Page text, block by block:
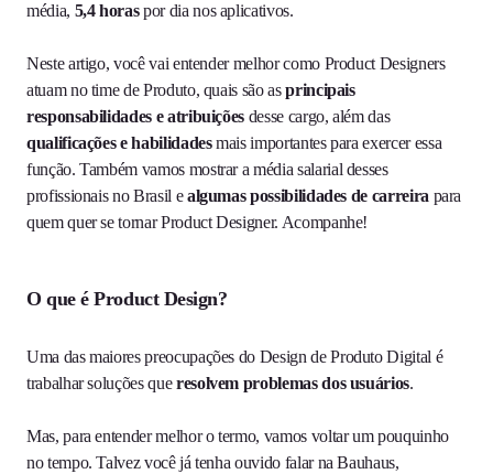
média, 5,4 horaspor dia nos aplicativos.
Neste artigo, você vai entender melhor como Product Designers
atuam no time de Produto, quais são asprincipais
responsabilidades e atribuições desse cargo, além das
qualificações e habilidadesmais importantes para exercer essa
função. Também vamos mostrar a média salarial desses
profissionais no Brasil ealgumas possibilidades de carreira para
quem quer se tornar Product Designer. Acompanhe!
O que é Product Design?
Uma das maiores preocupações do Design de Produto Digital é
trabalhar soluções queresolvem problemas dos usuários.
Mas, para entender melhor o termo, vamos voltar um pouquinho
no tempo. Talvez você já tenha ouvido falar na Bauhaus,